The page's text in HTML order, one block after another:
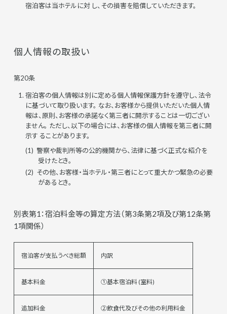
宿泊客は当ホテルに対 し、その損害を賠償していただきます。
個人情報の取扱い
第20条
宿泊客の個人情報は別に定める個人情報保護方針を遵守し、法令
に基づいて取り扱います。 なお、お客様から提供いただいた個人情
報は、原則、お客様の承諾なく第三者に開示することは一切ござい
ません。 ただし、以下の場合には、お客様の個人情報を第三者に開
示す ることがあります。
警察や裁判所等の公的機関から、法律に基づく正式な紹介を
受けたとき。
その他、お客様・当ホテル・第三者にとって重大かつ緊急の必要
があるとき。
別表第1：宿泊料金等の算定方法（第3条第2項及び第12条第
1項関係）
宿泊客が支払うべき総額 内訳
基本料金 ①基本宿泊料 (室料)
追加料金 ②飲食代及びその他の利用料金